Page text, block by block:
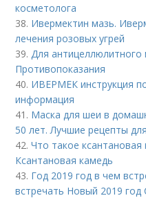
косметолога
38. Ивермектин мазь.
лечения розовых угрей
39.Для
Противопоказания
40. ИВЕРМЕК инструкция
информация
41. Маска для шеи в
50 лет. Лучшие рецепты
42.Что такое
Ксантановая камедь
43. Год 2019 год в чем
встречать Новый 2019